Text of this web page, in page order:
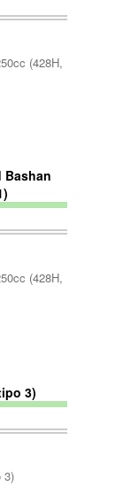
(428H,
(428H,
3)